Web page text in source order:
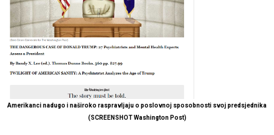
Amerikanci nadugo i naširoko raspravljaju o poslovnoj sposobnosti svoj predsjednika
(SCREENSHOT Washington Post)